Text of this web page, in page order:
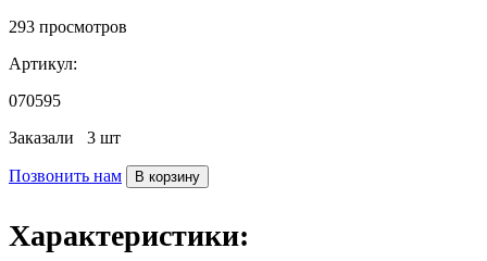
293 просмотров
Артикул:
070595
Заказали 3 шт
Позвонить нам В корзину
Характеристики: